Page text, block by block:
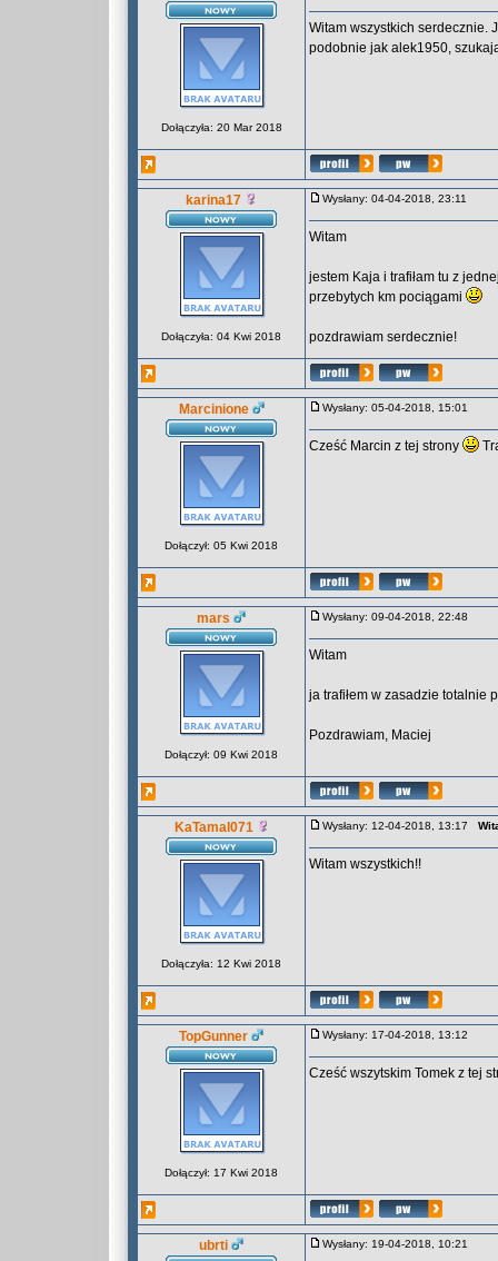
Dołączyła: 20 Mar 2018
Witam wszystkich serdecznie.
podobnie jak alek1950,
karina17
Dołączyła: 04 Kwi 2018
Wysłany: 04-04-2018, 23:11
Witam
jestem Kaja i trafiłam tu z
przebytych km pociągami
pozdrawiam serdecznie!
Marcinione
Dołączył: 05 Kwi 2018
Wysłany: 05-04-2018, 15:01
Cześć Marcin z tej strony
mars
Dołączył: 09 Kwi 2018
Wysłany: 09-04-2018, 22:48
Witam
ja trafiłem w zasadzie totalnie
Pozdrawiam, Maciej
KaTamal071
Dołączyła: 12 Kwi 2018
Wysłany: 12-04-2018, 13:17
Witam wszystkich!!
TopGunner
Dołączył: 17 Kwi 2018
Wysłany: 17-04-2018, 13:12
Cześć wszytskim Tomek z tej
ubrti Wysłany: 19-04-2018, 10:21